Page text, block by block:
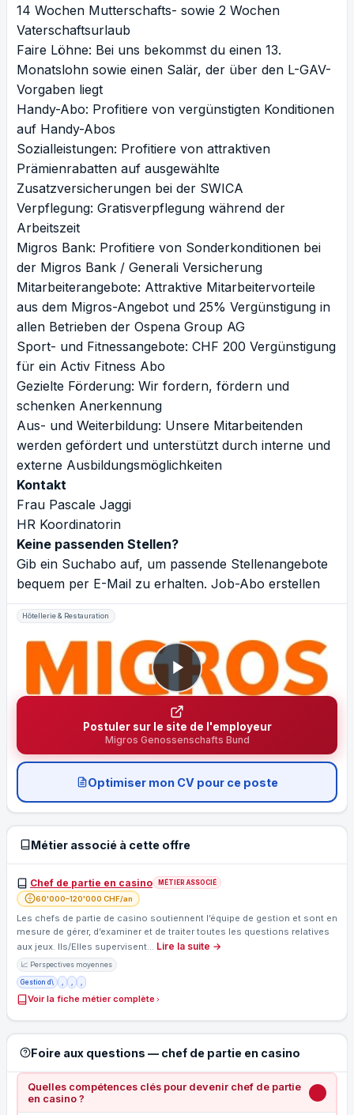
14 Wochen Mutterschafts- sowie 2 Wochen
Vaterschaftsurlaub
Faire Löhne: Bei uns bekommst du einen 13.
Monatslohn sowie einen Salär, der über den L-GAV-
Vorgaben liegt
Handy-Abo: Profitiere von vergünstigten Konditionen
auf Handy-Abos
Sozialleistungen: Profitiere von attraktiven
Prämienrabatten auf ausgewählte
Zusatzversicherungen bei der SWICA
Verpflegung: Gratisverpflegung während der
Arbeitszeit
Migros Bank: Profitiere von Sonderkonditionen bei
der Migros Bank / Generali Versicherung
Mitarbeiterangebote: Attraktive Mitarbeitervorteile
aus dem Migros-Angebot und 25% Vergünstigung in
allen Betrieben der Ospena Group AG
Sport- und Fitnessangebote: CHF 200 Vergünstigung
für ein Activ Fitness Abo
Gezielte Förderung: Wir fordern, fördern und
schenken Anerkennung
Aus- und Weiterbildung: Unsere Mitarbeitenden
werden gefördert und unterstützt durch interne und
externe Ausbildungsmöglichkeiten
Kontakt
Frau Pascale Jaggi
HR Koordinatorin
Keine passenden Stellen?
Gib ein Suchabo auf, um passende Stellenangebote
bequem per E-Mail zu erhalten. Job-Abo erstellen
Hôtellerie & Restauration
Postuler sur le site de l'employeur
Migros Genossenschafts Bund
Optimiser mon CV pour ce poste
Métier associé à cette offre
Chef de partie en casino MÉTIER ASSOCIÉ
60'000–120'000 CHF/an
Les chefs de partie de casino soutiennent l’équipe de gestion et sont en
mesure de gérer, d’examiner et de traiter toutes les questions relatives
aux jeux. Ils/Elles supervisent… Lire la suite →
📈 Perspectives moyennes
Gestion d\
Voir la fiche métier complète
Foire aux questions — chef de partie en casino
Quelles compétences clés pour devenir chef de partie
en casino ?